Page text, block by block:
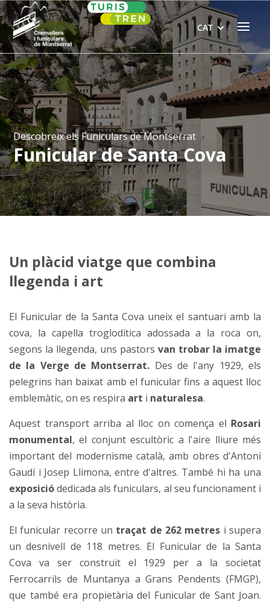
Skip
to
content
Home
Menu
CAT
Descobreix els Funiculars de Montserrat
Funicular de Santa Cova
Un plàcid viatge que combina
llegenda i art
El Funicular de la Santa Cova uneix el santuari amb la
cova, la capella troglodítica adossada a la roca on,
segons la llegenda, uns pastors van trobar la imatge
de la Verge de Montserrat. Des de l'any 1929, els
pelegrins han baixat amb el funicular fins a aquest lloc
emblemàtic, on es respira art i naturalesa.
Aquest transport arriba al lloc on comença el Rosari
monumental, el conjunt escultòric a l'aire lliure més
important del modernisme català, amb obres d'Antoni
Gaudí i Josep Llimona, entre d'altres. També hi ha una
exposiciódedicada als funiculars, al seu funcionament i
a la seva història.
El funicular recorre un traçat de 262 metres i supera
un desnivell de 118 metres. El Funicular de la Santa
Cova va ser construït el 1929 per a la societat
Ferrocarrils de Muntanya a Grans Pendents (FMGP),
que també era propietària del Funicular de Sant Joan.